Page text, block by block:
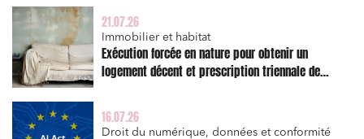
21.07.26
Immobilier et habitat
Exécution forcée en nature pour obtenir un
logement décent et prescription triennale de
16.07.26
Droit du numérique, données et conformité